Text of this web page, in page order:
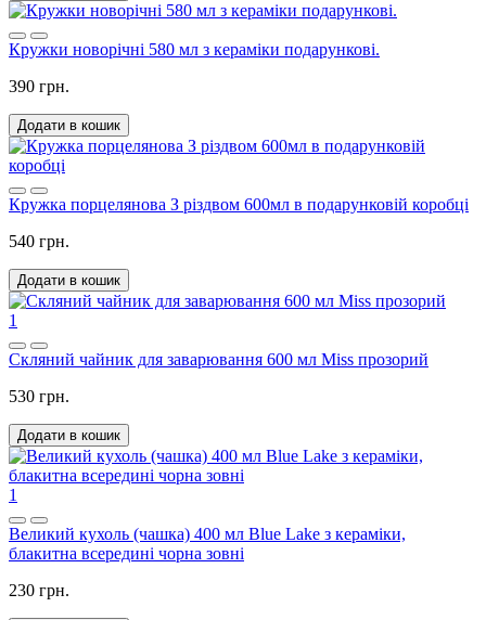
Кружки новорічні 580 мл з кераміки подарункові.
390 грн.
Додати в кошик
Кружка порцелянова З різдвом 600мл в подарунковій коробці
540 грн.
Додати в кошик
1
Скляний чайник для заварювання 600 мл Miss прозорий
530 грн.
Додати в кошик
1
Великий кухоль (чашка) 400 мл Blue Lake з кераміки,
блакитна всередині чорна зовні
230 грн.